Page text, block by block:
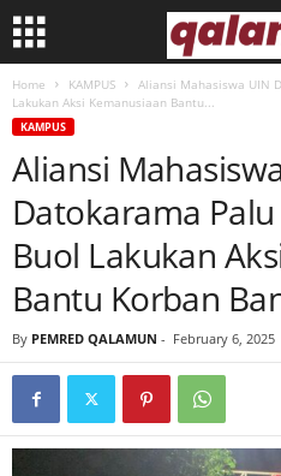
l
Home KAMPUS
Aliansi Mahasiswa UIN
Lakukan Aksi Kemanusiaan Bantu...
KAMPUS
Aliansi
Datokarama
Buol Lakukan
Bantu Korban
By PEMRED QALAMUN - February 6, 2025